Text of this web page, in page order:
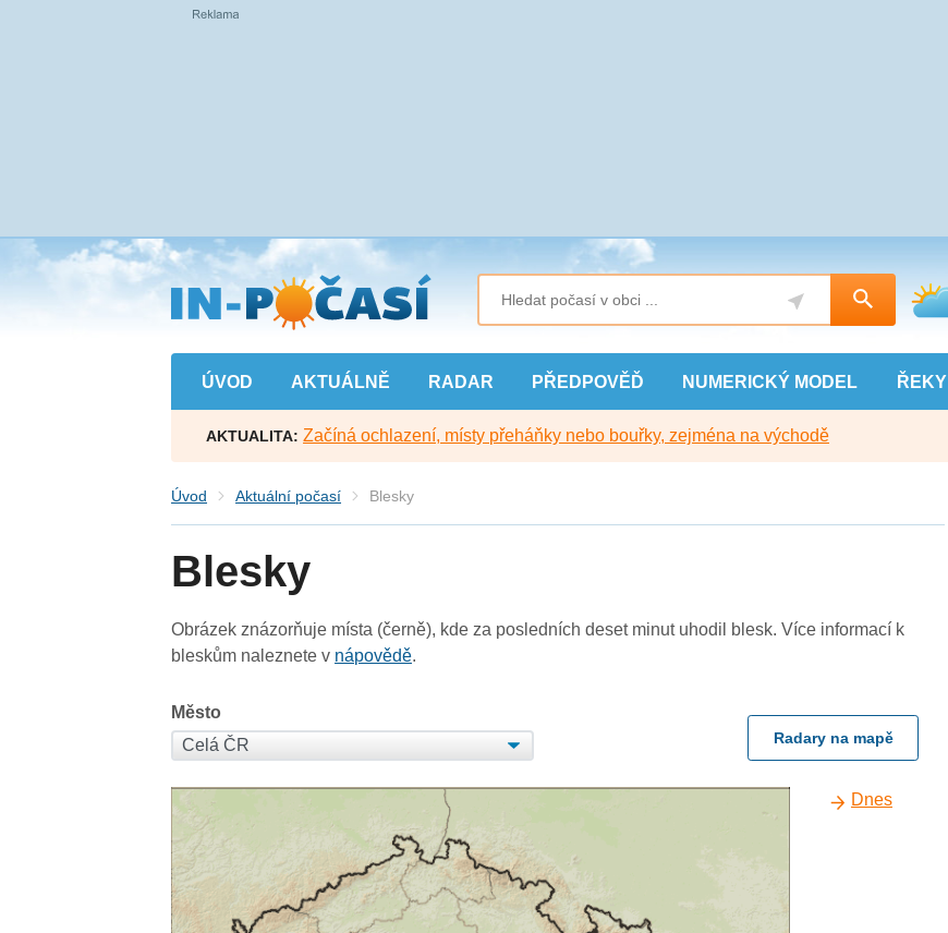
Přejít
na
hlavní
obsah
ÚVOD AKTUÁLNĚ RADAR PŘEDPOVĚĎ NUMERICKÝ MODEL ŘEKY
AKTUALITA: Začíná ochlazení, místy přeháňky nebo bouřky, zejména na východě
Úvod Aktuální počasí Blesky
Blesky
Obrázek znázorňuje místa (černě), kde za posledních deset minut uhodil blesk. Více informací k
bleskům naleznete v nápovědě.
Město
Radary na mapě
Dnes